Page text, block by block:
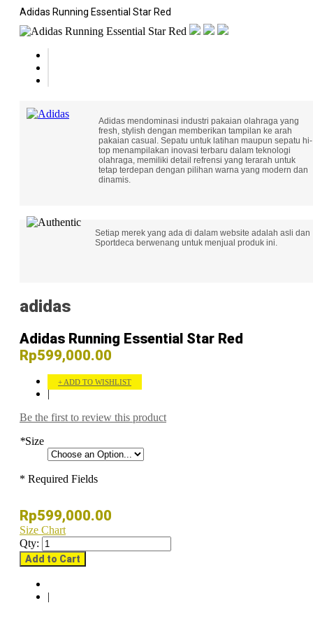
Adidas Running Essential Star Red
Adidas mendominasi industri pakaian olahraga yang
fresh, stylish dengan memberikan tampilan ke arah
pakaian casual. Sepatu untuk latihan maupun sepatu hi-
top menampilakan inovasi terbaru dalam teknologi
olahraga, memiliki detail refrensi yang terarah untuk
tetap terdepan dengan pilihan warna yang modern dan
dinamis.
Setiap merek yang ada di dalam website adalah asli dan
Sportdeca berwenang untuk menjual produk ini.
adidas
Adidas Running Essential Star Red
Rp599,000.00
ADD TO WISHLIST
|
Be the first to review this product
*Size
* Required Fields
Rp599,000.00
Size Chart
Qty:
Add to Cart
|